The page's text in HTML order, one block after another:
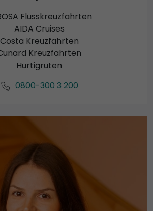
Flusskreuzfahrten
AIDA Cruises
Costa Kreuzfahrten
Kreuzfahrten
Hurtigruten
0800-300 3 200